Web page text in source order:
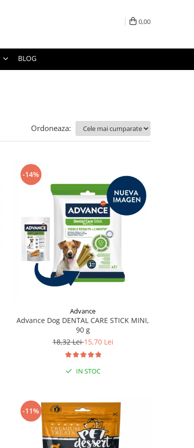
0,00
BLOG
Ordoneaza:
-14%
Advance
Advance Dog DENTAL CARE STICK MINI,
90 g
18,32 Lei15,70 Lei
IN STOC
-11%